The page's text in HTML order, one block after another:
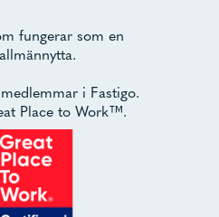
fungerar som en
i Fastigo.
Place to Work™.